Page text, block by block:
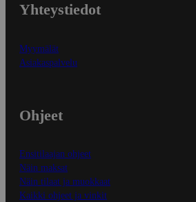
Yhteystiedot
Myymälät
Asiakaspalvelu
Ohjeet
Ensitilaajan ohjeet
Näin maksat
Näin tilaat ja muokkaat
Kaikki ohjeet ja vinkit